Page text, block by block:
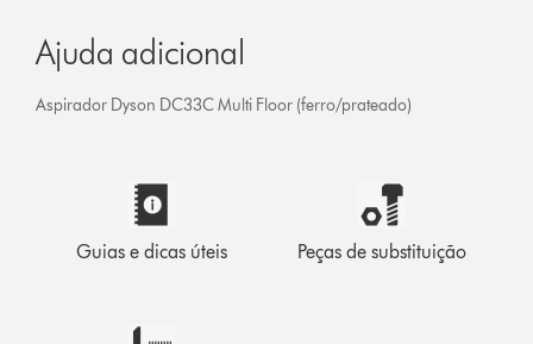
Ajuda adicional
Aspirador Dyson DC33C Multi Floor (ferro/prateado)
Guias e dicas úteis Peças de substituição